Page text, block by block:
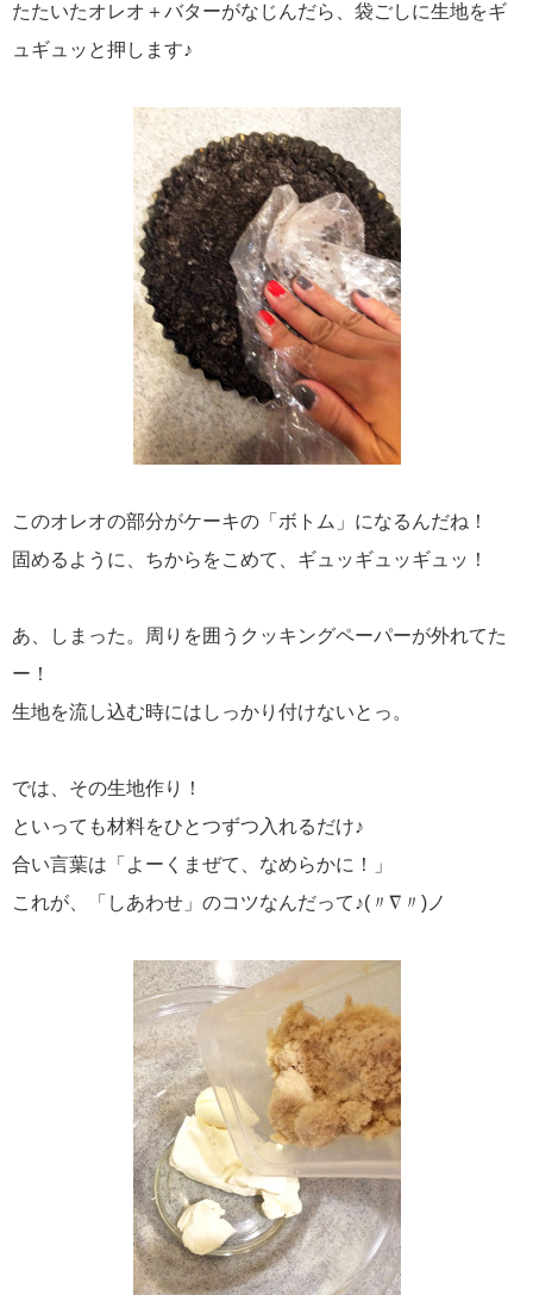
たたいたオレオ＋バターがなじんだら、袋ごしに生地をギ
ュギュッと押します♪
このオレオの部分がケーキの「ボトム」になるんだね！
固めるように、ちからをこめて、ギュッギュッギュッ！
あ、しまった。周りを囲うクッキングペーパーが外れてた
ー！
生地を流し込む時にはしっかり付けないとっ。
では、その生地作り！
といっても材料をひとつずつ入れるだけ♪
合い言葉は「よーくまぜて、なめらかに！」
これが、「しあわせ」のコツなんだって♪(〃∇〃)ノ